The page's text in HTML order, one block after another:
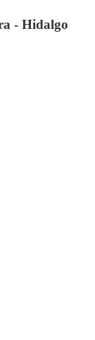
- Hidalgo